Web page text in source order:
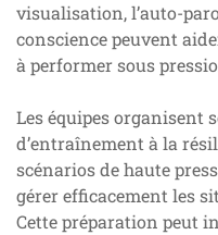
visualisation, l’auto-
conscience peuvent
à performer sous
Les équipes organisent
d’entraînement à la
scénarios de haute
gérer efficacement les
Cette préparation peut